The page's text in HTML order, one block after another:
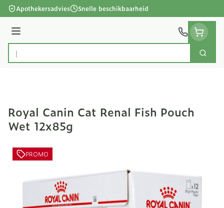
Ga naar de inhoud
Apothekersadvies Snelle beschikbaarheid
Menu
Product, merk, categorie...
Zoek
Royal Canin Cat Renal Fish Pouch
Wet 12x85g
PROMO